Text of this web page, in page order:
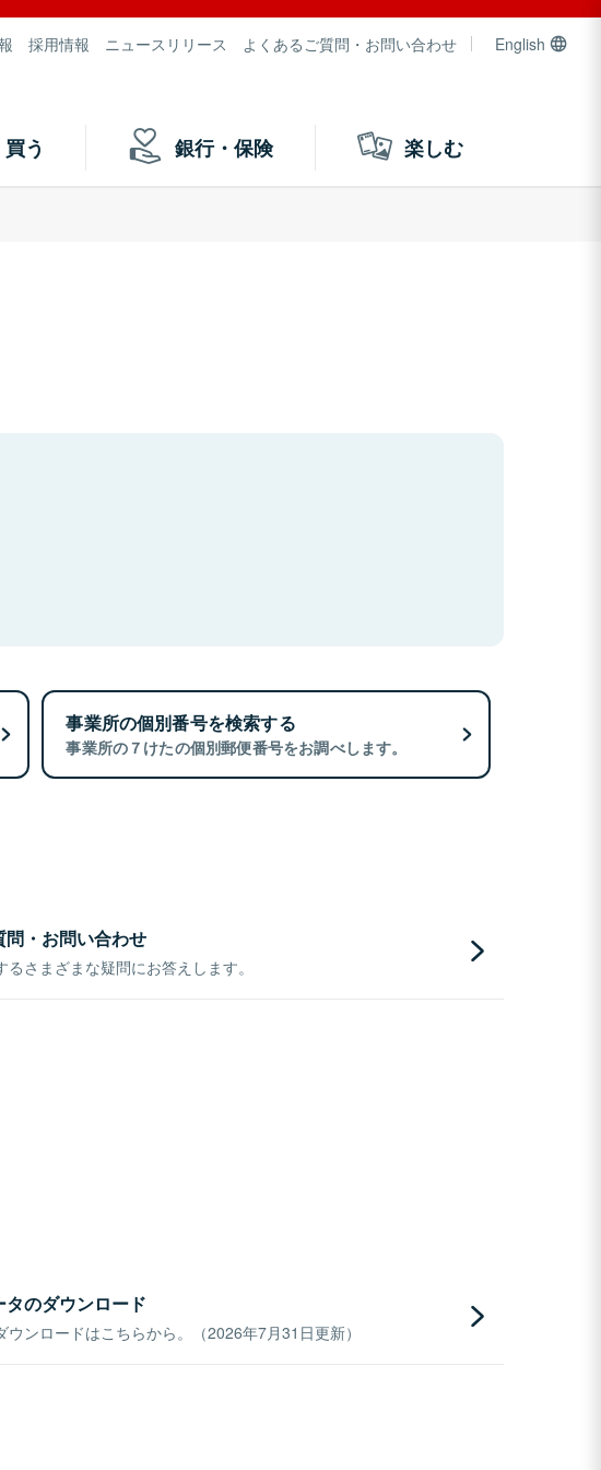
採用情報 ニュースリリース よくあるご質問・お問い合わせ English
買う 銀行・保険 楽しむ
事業所の個別番号を検索する
事業所の７けたの個別郵便番号をお調べします。
問・お問い合わせ
さまざまな疑問にお答えします。
のダウンロード
ウンロードはこちらから。（2026年7月31日更新）